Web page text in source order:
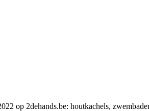
op 2dehands.be: houtkachels,